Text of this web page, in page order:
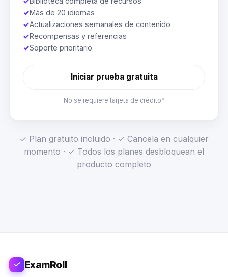
✓Más de 20 idiomas
✓Actualizaciones semanales de contenido
✓Recompensas y referencias
✓Soporte prioritario
Iniciar prueba gratuita
No se requiere tarjeta de crédito*
✓ Plan gratuito incluido · ✓ Cancela en cualquier
momento · ✓ Todos los planes desbloquean el
producto completo
ExamRoll